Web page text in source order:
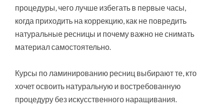
процедуры, чего лучше избегать в первые часы,
когда приходить на коррекцию, как не повредить
натуральные ресницы и почему важно не снимать
материал самостоятельно.
Курсы по ламинированию ресниц выбирают те, кто
хочет освоить натуральную и востребованную
процедуру без искусственного наращивания.